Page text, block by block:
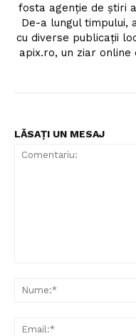
fosta agenție de știri
De-a lungul timpului,
cu diverse publicații
apix.ro, un ziar online
LĂSAȚI UN MESAJ